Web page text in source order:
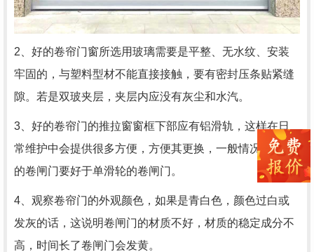
2、好的卷帘门窗所选用玻璃需要是平整、无水纹、安装
牢固的，与塑料型材不能直接接触，要有密封压条贴紧缝
隙。若是双玻夹层，夹层内应没有灰尘和水汽。
3、好的卷帘门的推拉窗窗框下部应有铝滑轨，这样在日
常维护中会提供很多方便，方便其更换，一般情况双滑轮
的卷闸门要好于单滑轮的卷闸门。
4、观察卷帘门的外观颜色，如果是青白色，颜色过白或
发灰的话，这说明卷闸门的材质不好，材质的稳定成分不
高，时间长了卷闸门会发黄。